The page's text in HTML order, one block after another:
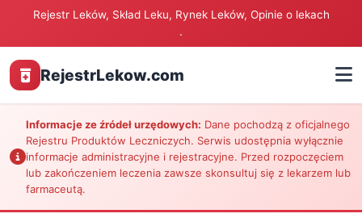
Rejestr Leków, Skład Leku, Rynek Leków, Opinie o lekach
.
RejestrLekow.com
Informacje ze źródeł urzędowych: Dane pochodzą z oficjalnego
Rejestru Produktów Leczniczych. Serwis udostępnia wyłącznie
informacje administracyjne i rejestracyjne. Przed rozpoczęciem
lub zakończeniem leczenia zawsze skonsultuj się z lekarzem lub
farmaceutą.